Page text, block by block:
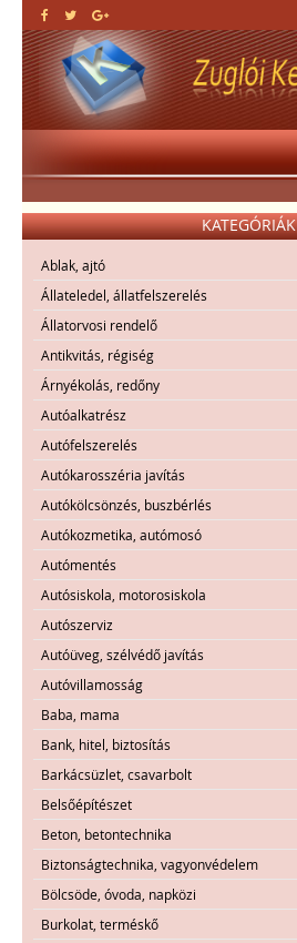
KATEGÓRIÁK
Ablak, ajtó
Állateledel, állatfelszerelés
Állatorvosi rendelő
Antikvitás, régiség
Árnyékolás, redőny
Autóalkatrész
Autófelszerelés
Autókarosszéria javítás
Autókölcsönzés, buszbérlés
Autókozmetika, autómosó
Autómentés
Autósiskola, motorosiskola
Autószerviz
Autóüveg, szélvédő javítás
Autóvillamosság
Baba, mama
Bank, hitel, biztosítás
Barkácsüzlet, csavarbolt
Belsőépítészet
Beton, betontechnika
Biztonságtechnika, vagyonvédelem
Bölcsöde, óvoda, napközi
Burkolat, terméskő